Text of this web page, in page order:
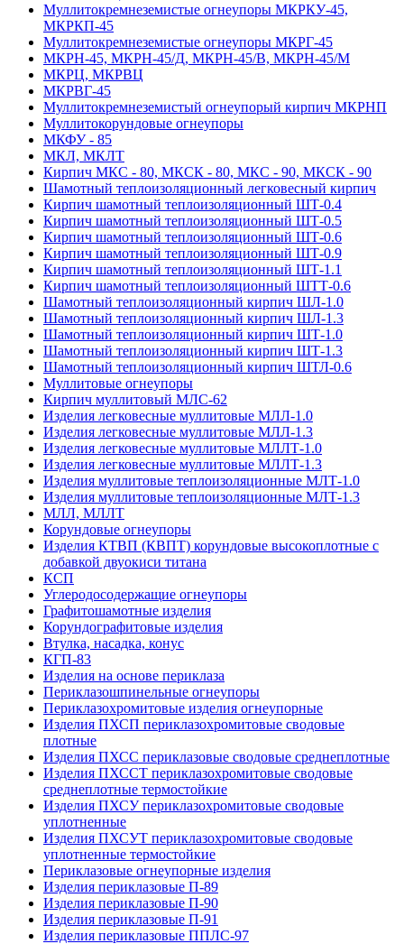
Муллитокремнеземистые огнеупоры МКРКУ-45,
МКРКП-45
Муллитокремнеземистые огнеупоры МКРГ-45
МКРН-45, МКРН-45/Д, МКРН-45/В, МКРН-45/М
МКРЦ, МКРВЦ
МКРВГ-45
Муллитокремнеземистый огнеупорый кирпич МКРНП
Муллито­корундовые огнеупоры
МКФУ - 85
МКЛ, МКЛТ
Кирпич МКС - 80, МКСК - 80, МКС - 90, МКСК - 90
Шамотный тепло­изоляционный легковесный кирпич
Кирпич шамотный теплоизоляционный ШТ-0.4
Кирпич шамотный теплоизоляционный ШТ-0.5
Кирпич шамотный теплоизоляционный ШТ-0.6
Кирпич шамотный теплоизоляционный ШТ-0.9
Кирпич шамотный теплоизоляционный ШТ-1.1
Кирпич шамотный теплоизоляционный ШТТ-0.6
Шамотный теплоизоляционный кирпич ШЛ-1.0
Шамотный теплоизоляционный кирпич ШЛ-1.3
Шамотный теплоизоляционный кирпич ШТ-1.0
Шамотный теплоизоляционный кирпич ШТ-1.3
Шамотный теплоизоляционный кирпич ШТЛ-0.6
Муллитовые огнеупоры
Кирпич муллитовый МЛС-62
Изделия легковесные муллитовые МЛЛ-1.0
Изделия легковесные муллитовые МЛЛ-1.3
Изделия легковесные муллитовые МЛЛТ-1.0
Изделия легковесные муллитовые МЛЛТ-1.3
Изделия муллитовые теплоизоляционные МЛТ-1.0
Изделия муллитовые теплоизоляционные МЛТ-1.3
МЛЛ, МЛЛТ
Корундовые огнеупоры
Изделия КТВП (КВПТ) корундовые высокоплотные с
добавкой двуокиси титана
КСП
Углеродо­содержащие огнеупоры
Графитошамотные изделия
Корундографитовые изделия
Втулка, насадка, конус
КГП-83
Изделия на основе периклаза
Периклазошпинельные огнеупоры
Периклазохромитовые изделия огнеупорные
Изделия ПХСП периклазохромитовые сводовые
плотные
Изделия ПХСС периклазовые сводовые среднеплотные
Изделия ПХССТ периклазохромитовые сводовые
среднеплотные термостойкие
Изделия ПХСУ периклазохромитовые сводовые
уплотненные
Изделия ПХСУТ периклазохромитовые сводовые
уплотненные термостойкие
Периклазовые огнеупорные изделия
Изделия периклазовые П-89
Изделия периклазовые П-90
Изделия периклазовые П-91
Изделия периклазовые ППЛС-97